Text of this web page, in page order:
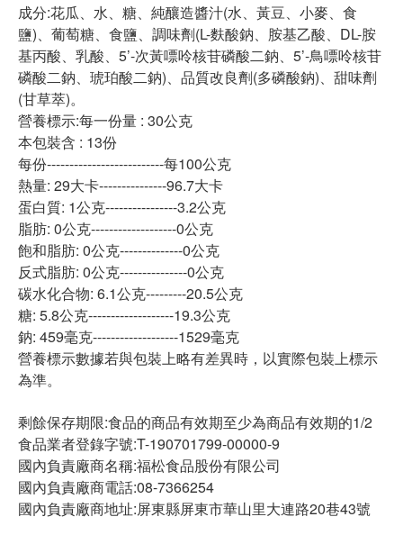
成分:花瓜、水、糖、純釀造醬汁(水、黃豆、小麥、食
鹽)、葡萄糖、食鹽、調味劑(L-麩酸鈉、胺基乙酸、DL-胺
基丙酸、乳酸、5’-次黃嘌呤核苷磷酸二鈉、5’-鳥嘌呤核苷
磷酸二鈉、琥珀酸二鈉)、品質改良劑(多磷酸鈉)、甜味劑
(甘草萃)。
營養標示:每一份量 : 30公克
本包裝含 : 13份
每份--------------------------每100公克
熱量: 29大卡---------------96.7大卡
蛋白質: 1公克----------------3.2公克
脂肪: 0公克-------------------0公克
飽和脂肪: 0公克--------------0公克
反式脂肪: 0公克---------------0公克
碳水化合物: 6.1公克---------20.5公克
糖: 5.8公克-------------------19.3公克
鈉: 459毫克-------------------1529毫克
營養標示數據若與包裝上略有差異時，以實際包裝上標示
為準。
剩餘保存期限:食品的商品有效期至少為商品有效期的1/2
食品業者登錄字號:T-190701799-00000-9
國內負責廠商名稱:福松食品股份有限公司
國內負責廠商電話:08-7366254
國內負責廠商地址:屏東縣屏東市華山里大連路20巷43號